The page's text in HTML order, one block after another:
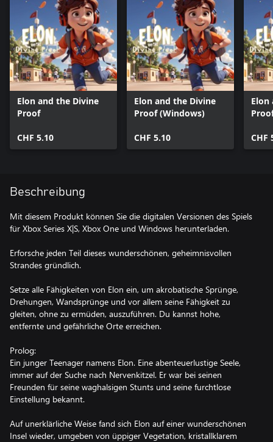
Elon and the Divine
Proof
CHF 5.10
Elon and the Divine
Proof (Windows)
CHF 5.10
Elon
CHF
Beschreibung
Mit diesem Produkt können Sie die digitalen Versionen des Spiels
für Xbox Series X|S, Xbox One und Windows herunterladen.
Erforsche jeden Teil dieses wunderschönen, geheimnisvollen
Strandes gründlich.
Setze alle Fähigkeiten von Elon ein, um akrobatische Sprünge,
Drehungen, Wandsprünge und vor allem seine Fähigkeit zu
gleiten, ohne zu ermüden, auszuführen. Du kannst hohe,
entfernte und gefährliche Orte erreichen.
Prolog:
Ein junger Teenager namens Elon. Eine abenteuerlustige Seele,
immer auf der Suche nach Nervenkitzel. Er war bei seinen
Freunden für seine waghalsigen Stunts und seine furchtlose
Einstellung bekannt.
Auf unerklärliche Weise fand sich Elon auf einer wunderschönen
Insel wieder, umgeben von üppiger Vegetation, kristallklarem